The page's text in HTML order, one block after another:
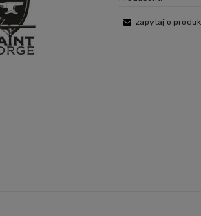
zapytaj o